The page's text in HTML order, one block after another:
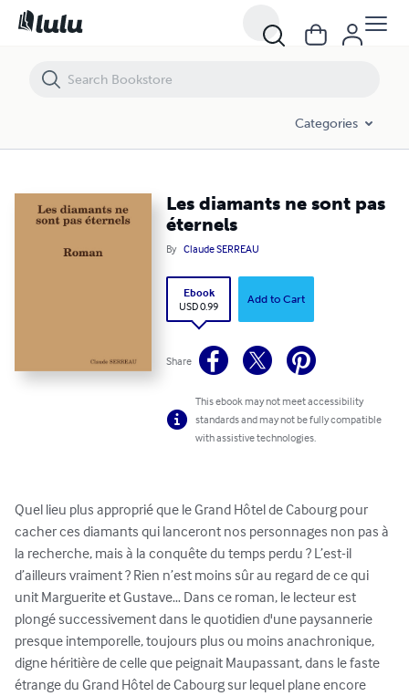
Categories
Les diamants ne sont pas
éternels
By Claude SERREAU
Ebook
USD 0.99
Add to Cart
Share
This ebook may not meet accessibility
standards and may not be fully compatible
with assistive technologies.
Quel lieu plus approprié que le Grand Hôtel de Cabourg pour
cacher ces diamants qui lanceront nos personnages non pas à
la recherche, mais à la conquête du temps perdu ? L’est-il
d’ailleurs vraiment ? Rien n’est moins sûr au regard de ce qui
unit Marguerite et Gustave… Dans ce roman, le lecteur est
plongé successivement dans le quotidien d'une paysannerie
presque intemporelle, toujours plus ou moins anachronique,
digne héritière de celle que peignait Maupassant, dans le faste
étrange du Grand Hôtel de Cabourg sur lequel plane encore
Les diamants ne sont pas éternels